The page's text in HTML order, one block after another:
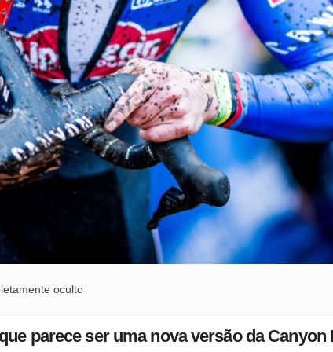
oculto
parece ser uma nova versão da Canyon